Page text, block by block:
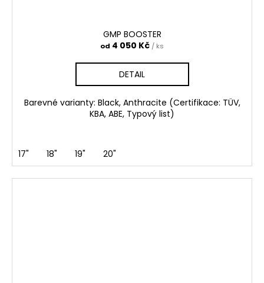
GMP BOOSTER
od 4 050 Kč / ks
DETAIL
Barevné varianty: Black, Anthracite (Certifikace: TÜV,
KBA, ABE, Typový list)
17" 18" 19" 20"